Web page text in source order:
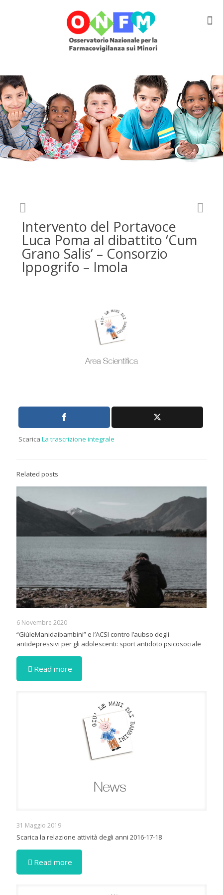
Intervento del Portavoce
Luca Poma al dibattito ‘Cum
Grano Salis’ – Consorzio
Ippogrifo – Imola
Scarica La trascrizione integrale
Related posts
6 Novembre 2020
“GiùleManidaibambini” e l’ACSI contro l’aubso degli
antidepressivi per gli adolescenti: sport antidoto psicosociale
Read more
31 Maggio 2019
Scarica la relazione attività degli anni 2016-17-18
Read more